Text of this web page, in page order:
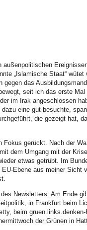
„Islamische Staat“
das
seit ich das erste
im Irak angeschlossen
eine gut besuchte,
die gezeigt hat,
Fokus gerückt. Nach der
dem Umgang mit der
etwas getrübt. Im
Ebene aus meiner Sicht
Newsletters. Am Ende
in Frankfurt beim
beim
der Grünen in